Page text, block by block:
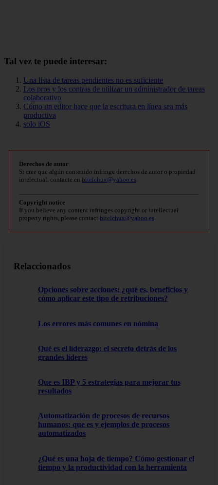
Tal vez te puede interesar:
Una lista de tareas pendientes no es suficiente
Los pros y los contras de utilizar un administrador de tareas
colaborativo
Cómo un editor hace que la escritura en línea sea más
productiva
solo iOS
Derechos de autor
Si cree que algún contenido infringe derechos de autor o propiedad
intelectual, contacte en bitelchux@yahoo.es
Copyright notice
If you believe any content infringes copyright or intellectual
property rights, please contact bitelchux@yahoo.es
Relaccionados
Opciones sobre acciones: ¿qué es, beneficios y
cómo aplicar este tipo de retribuciones?
Los errores más comunes en nómina
Qué es el liderazgo: el secreto detrás de los
grandes líderes
Que es IBP y 5 estrategias para mejorar tus
resultados
Automatización de procesos de recursos
humanos: que es y ejemplos de procesos
automatizados
¿Qué es una hoja de tiempo? Cómo gestionar el
tiempo y la productividad con la herramienta